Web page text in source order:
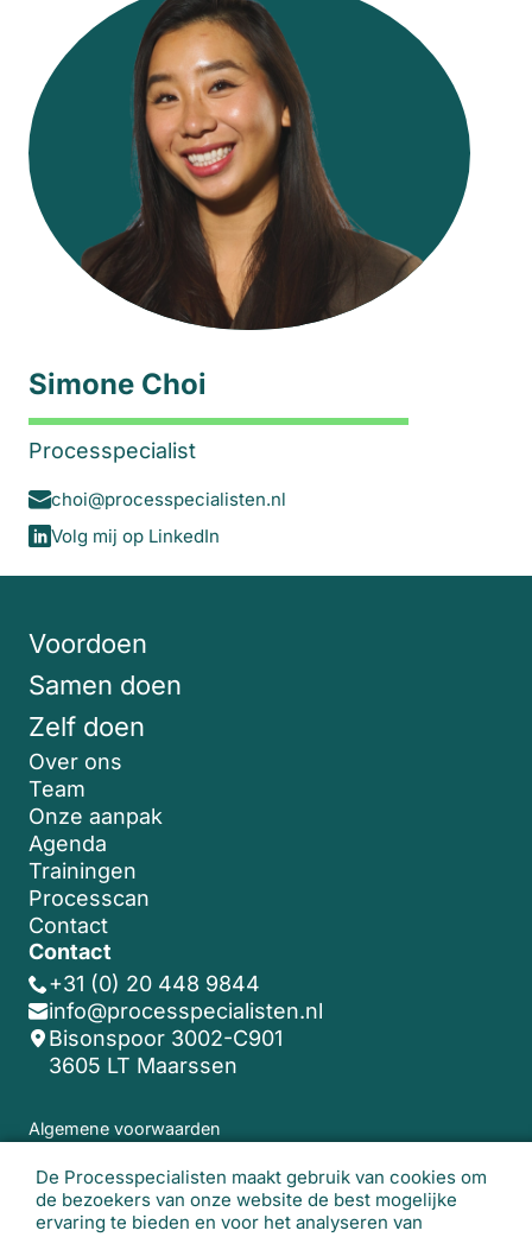
De Processpecialisten maakt gebruik van cookies om
de bezoekers van onze website de best mogelijke
ervaring te bieden en voor het analyseren van
Simone Choi
Processpecialist
choi@processpecialisten.nl
Volg mij op LinkedIn
Voordoen
Samen doen
Zelf doen
Over ons
Team
Onze aanpak
Agenda
Trainingen
Processcan
Contact
Contact
+31 (0) 20 448 9844
info@processpecialisten.nl
Bisonspoor 3002-C901
3605 LT Maarssen
Algemene voorwaarden
© 2026 De Processpecialisten. Alle rechten
voorbehouden.Realisatie website:Studio